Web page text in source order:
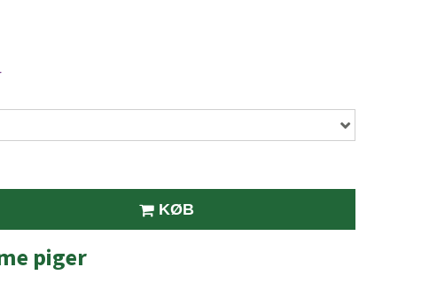
KØB
piger